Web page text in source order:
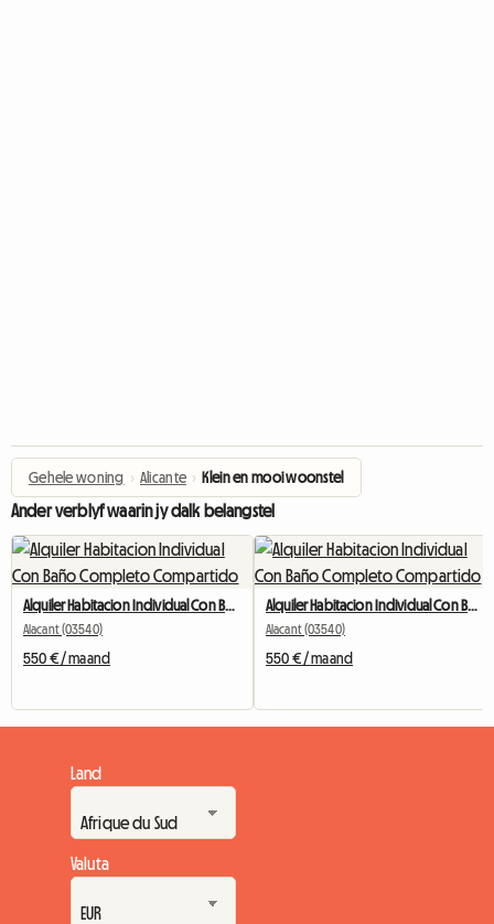
Gehele woning › Alicante › Klein en mooi woonstel
Ander verblyf waarin jy dalk belangstel
Alquiler Habitacion Individual Con Baño Completo Compartido
Alacant (03540)
550 € / maand
Alquiler Habitacion Individual Con Baño Completo Compartido
Alacant (03540)
550 € / maand
Land
Valuta